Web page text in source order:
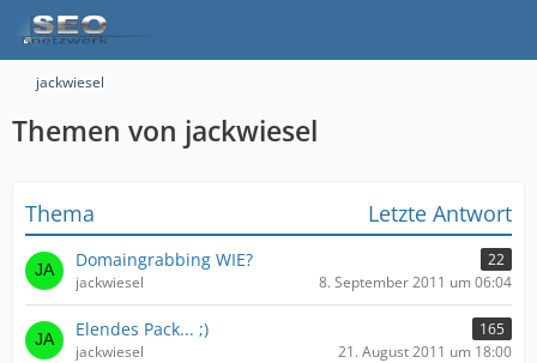
jackwiesel
Themen von jackwiesel
Thema Letzte Antwort
Domaingrabbing WIE?
22
jackwiesel
8. September 2011 um 06:04
Elendes Pack... ;)
165
jackwiesel
21. August 2011 um 18:00